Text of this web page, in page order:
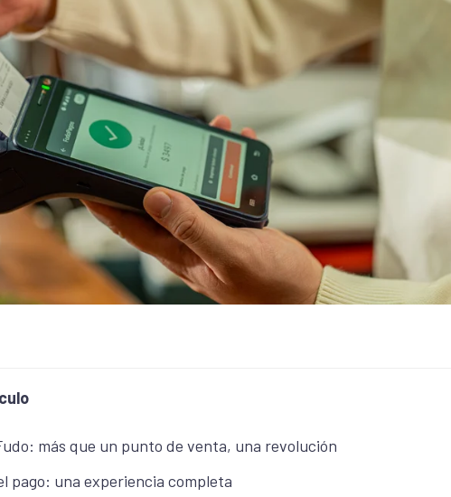
más que un punto de venta, una revolución
pago: una experiencia completa